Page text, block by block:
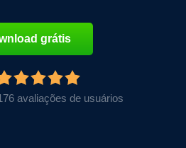
grátis
avaliações de usuários